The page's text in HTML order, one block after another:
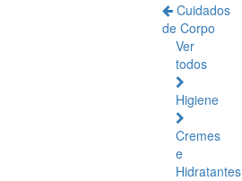
Cuidados
de Corpo
Ver
todos
Higiene
Cremes
e
Hidratantes